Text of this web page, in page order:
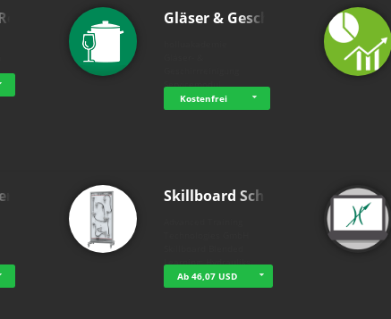
Gläser & Geschi…
Servicemodul
Kostenfrei
Skillboard Schl…
Learning: Hydrauliks…
Ab 46,07 USD